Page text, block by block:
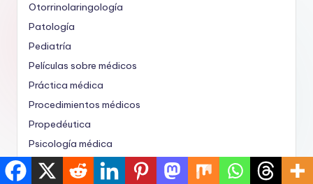
Otorrinolaringología
Patología
Pediatría
Películas sobre médicos
Práctica médica
Procedimientos médicos
Propedéutica
Psicología médica
Psiquiatria